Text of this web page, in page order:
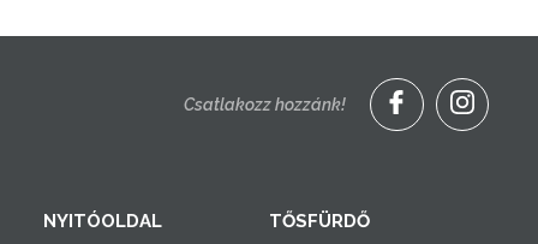
NYITÓOLDAL TŐSFÜRDŐ
Csatlakozz hozzánk!